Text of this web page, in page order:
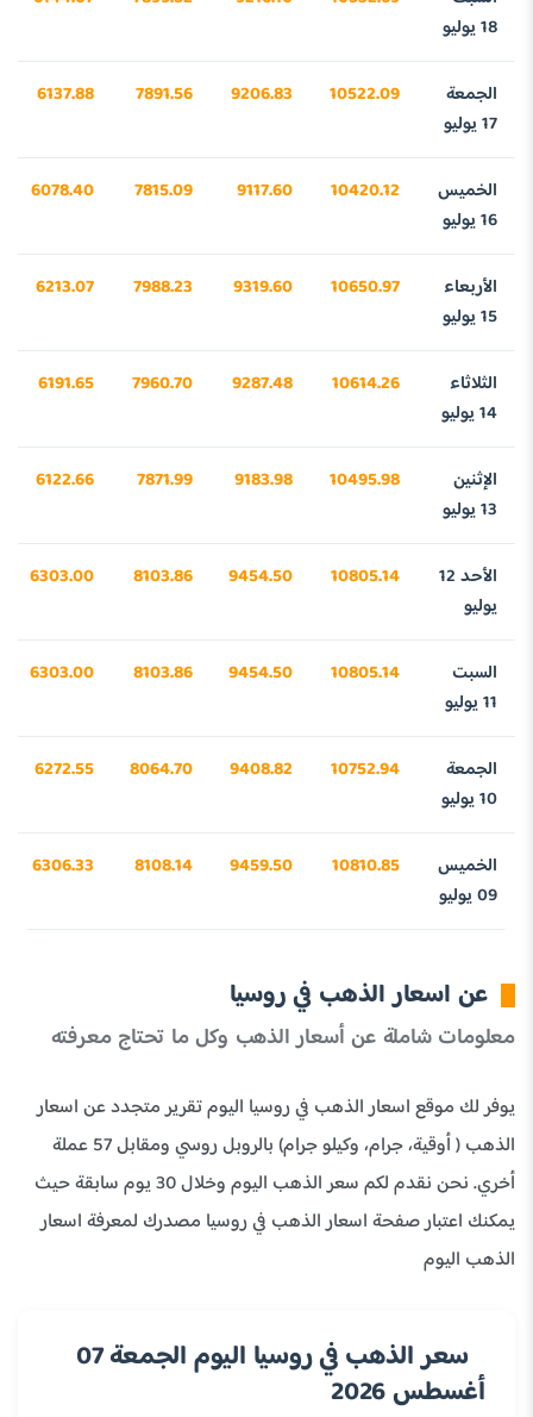
18 يوليو
الجمعة
17 يوليو
10522.09
9206.83
7891.56
6137.88
الخميس
16 يوليو
10420.12
9117.60
7815.09
6078.40
الأربعاء
15 يوليو
10650.97
9319.60
7988.23
6213.07
الثلاثاء
14 يوليو
10614.26
9287.48
7960.70
6191.65
الإثنين
13 يوليو
10495.98
9183.98
7871.99
6122.66
الأحد 12
يوليو
10805.14
9454.50
8103.86
6303.00
السبت
11 يوليو
10805.14
9454.50
8103.86
6303.00
الجمعة
10 يوليو
10752.94
9408.82
8064.70
6272.55
الخميس
09 يوليو
10810.85
9459.50
8108.14
6306.33
عن اسعار الذهب في روسيا
معلومات شاملة عن أسعار الذهب وكل ما تحتاج معرفته
يوفر لك موقع اسعار الذهب في روسيا اليوم تقرير متجدد عن اسعار
الذهب ( أوقية، جرام، وكيلو جرام) بالروبل روسي ومقابل 57 عملة
أخري. نحن نقدم لكم سعر الذهب اليوم وخلال 30 يوم سابقة حيث
يمكنك اعتبار صفحة اسعار الذهب في روسيا مصدرك لمعرفة اسعار
الذهب اليوم
سعر الذهب في روسيا اليوم الجمعة 07
أغسطس 2026